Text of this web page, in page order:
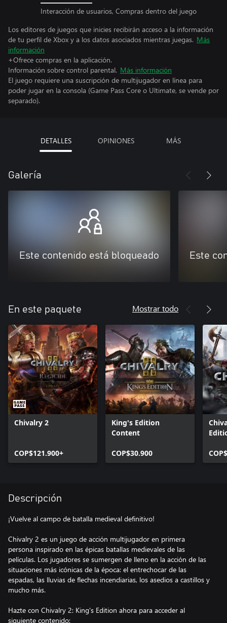
Interacción de usuarios, Compras dentro del juego
Los editores de juegos que inicies recibirán acceso a la información
de tu perfil de Xbox y a los datos asociados mientras juegas. Más
información
+Ofrece compras en la aplicación.
Información sobre control parental. Más información
El juego requiere una suscripción de multijugador en línea para
poder jugar en la consola (Game Pass Core o Ultimate, se vende por
separado).
DETALLES OPINIONES MÁS
Galería
Este contenido está bloqueado Este
En este paquete Mostrar todo
Chivalry 2
COP$121.900+
King's Edition
Content
COP$30.900
Descripción
¡Vuelve al campo de batalla medieval definitivo!
Chivalry 2 es un juego de acción multijugador en primera
persona inspirado en las épicas batallas medievales de las
películas. Los jugadores se sumergen de lleno en la acción de las
situaciones más icónicas de la época: el entrechocar de las
espadas, las lluvias de flechas incendiarias, los asedios a castillos y
mucho más.
Hazte con Chivalry 2: King's Edition ahora para acceder al
siguiente contenido: